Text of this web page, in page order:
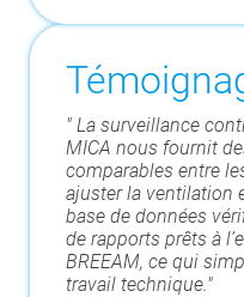
" La surveillance
MICA nous fournit
comparables entre
ajuster la ventilation
base de données
de rapports prêts à
BREEAM, ce qui
travail technique."